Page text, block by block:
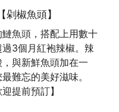
剁椒魚頭】
魚頭，搭配上用數十
3個月紅袍辣椒。辣
與新鮮魚頭加在一
難忘的美好滋味。
提前預訂】